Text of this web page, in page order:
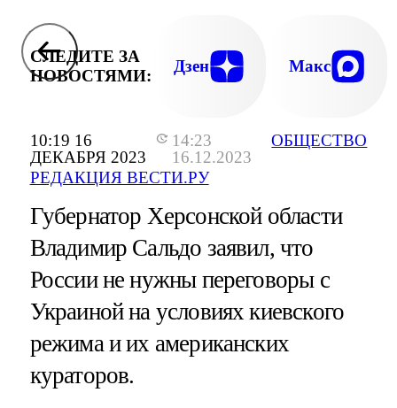
10:19 16
ДЕКАБРЯ 2023
14:23
16.12.2023
РЕДАКЦИЯ ВЕСТИ.РУ
ОБЩЕСТВО
СЛЕДИТЕ ЗА
НОВОСТЯМИ:
Дзен Макс
Губернатор Херсонской области
Владимир Сальдо заявил, что
России не нужны переговоры с
Украиной на условиях киевского
режима и их американских
кураторов.